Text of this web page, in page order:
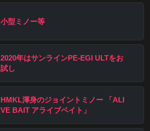
小型ミノー等
2020年はサンラインPE-EGI ULTをお
試し
HMKL渾身のジョイントミノー 「ALI
VE BAIT アライブベイト」